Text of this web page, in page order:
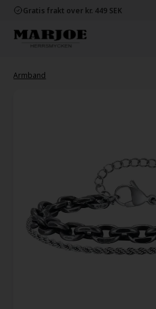
Gratis frakt over kr. 449 SEK
100% nikkelfria smycken
Snabb leverans
100% nikkelfria smycken
Armband